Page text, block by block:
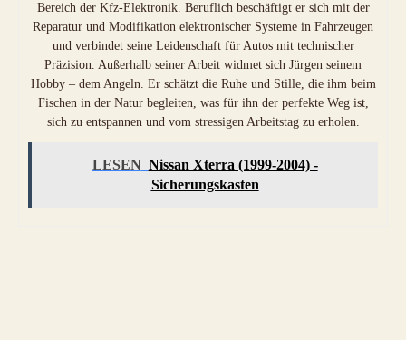
Bereich der Kfz-Elektronik. Beruflich beschäftigt er sich mit der
Reparatur und Modifikation elektronischer Systeme in Fahrzeugen
und verbindet seine Leidenschaft für Autos mit technischer
Präzision. Außerhalb seiner Arbeit widmet sich Jürgen seinem
Hobby – dem Angeln. Er schätzt die Ruhe und Stille, die ihm beim
Fischen in der Natur begleiten, was für ihn der perfekte Weg ist,
sich zu entspannen und vom stressigen Arbeitstag zu erholen.
LESEN Nissan Xterra (1999-2004) -
Sicherungskasten